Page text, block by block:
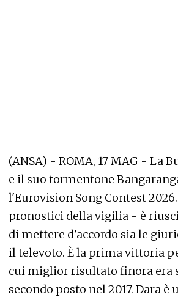
(ANSA) - ROMA, 17 MAG - La
e il suo tormentone
l'Eurovision Song Contest
pronostici della vigilia - è
di mettere d'accordo sia le
il televoto. È la prima vittoria
cui miglior risultato finora era
secondo posto nel 2017. Dara è